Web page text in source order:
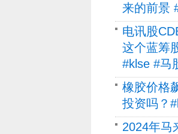
来的前景
电讯股
这个蓝筹
#klse #马
橡胶价格
投资吗？
2024年马